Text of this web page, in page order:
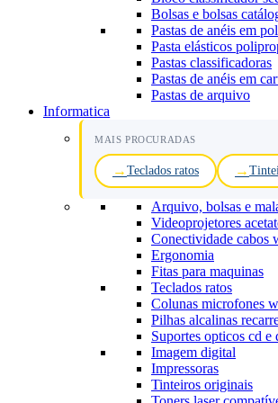
Bolsas e bolsas
Pastas de anéis em
Pasta elásticos
Pastas classificadoras
Pastas de anéis em
Pastas de arquivo
Informatica
MAIS PROCURADAS
Teclados ratos
Arquivo, bolsas e
Videoprojetores
Conectividade cabos
Ergonomia
Fitas para maquinas
Teclados ratos
Colunas microfones
Pilhas alcalinas
Suportes opticos cd e
Imagem digital
Impressoras
Tinteiros originais